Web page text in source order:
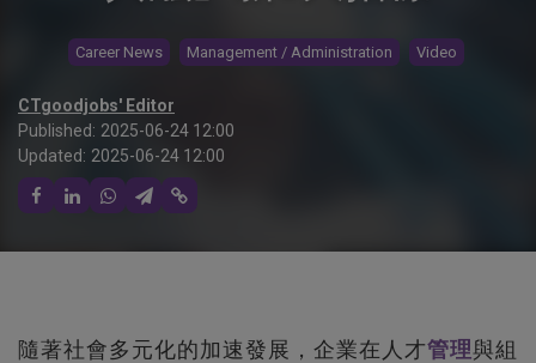
Career News Management / Administration Video
CTgoodjobs' Editor
Published: 2025-06-24 12:00
Updated: 2025-06-24 12:00
隨著社會多元化的加速發展，企業在人才管理與組